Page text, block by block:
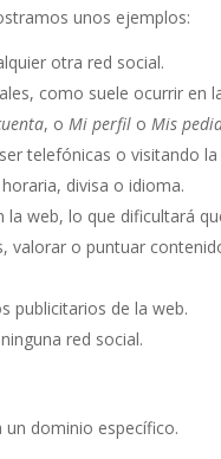
unos ejemplos:
otra red social.
como suele ocurrir en
, oMi perfil oMis
telefónicas o visitando
divisa o idioma.
web, lo que dificultará
o puntuar
publicitarios de la web.
red social.
dominio específico.